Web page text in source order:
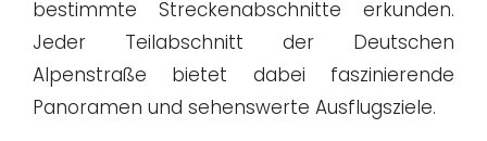
bestimmte Streckenabschnitte erkunden.
Jeder Teilabschnitt der Deutschen
Alpenstraße bietet dabei faszinierende
Panoramen und sehenswerte Ausflugsziele.